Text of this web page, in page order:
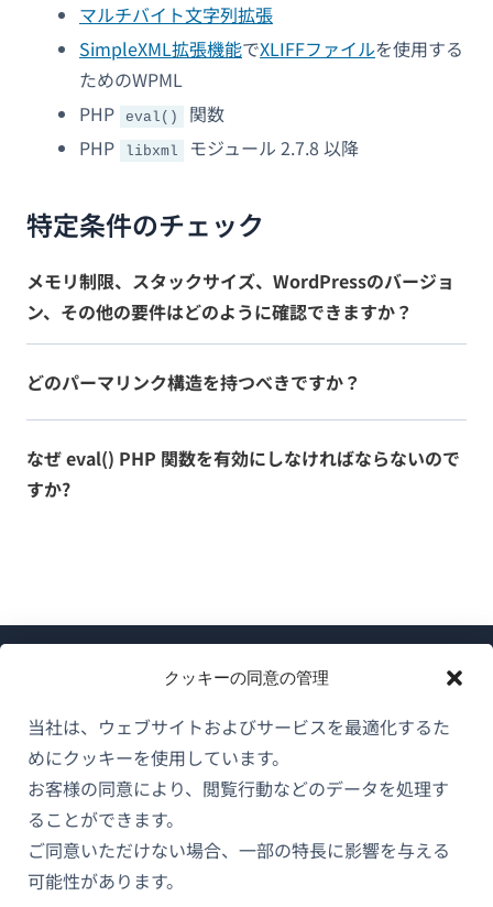
クッキーの同意の管理
当社は、ウェブサイトおよびサービスを最適化するた
めにクッキーを使用しています。
お客様の同意により、閲覧行動などのデータを処理す
ることができます。
ご同意いただけない場合、一部の特長に影響を与える
可能性があります。
マルチバイト文字列拡張
SimpleXML拡張機能でXLIFFファイルを使用する
ためのWPML
PHP
eval()
関数
PHP
libxml モジュール 2.7.8 以降
特定条件のチェック
メモリ制限、スタックサイズ、WordPressのバージョ
ン、その他の要件はどのように確認できますか？
どのパーマリンク構造を持つべきですか？
なぜ eval() PHP 関数を有効にしなければならないので
すか?
WPMLについて
GDPRおよびプライバシーポリシー
チームに参加（新